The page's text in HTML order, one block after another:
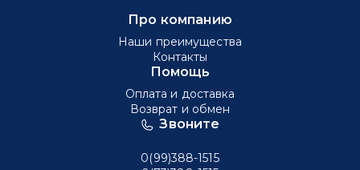
Звоните
0(99)388-1515
Про компанию
Наши преимущества
Контакты
Помощь
Оплата и доставка
Возврат и обмен